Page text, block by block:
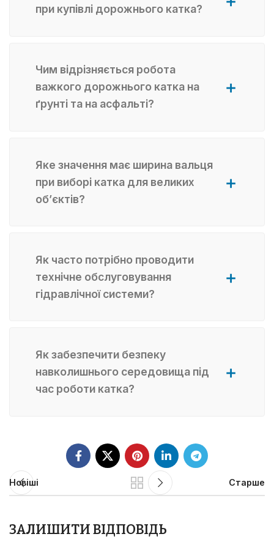
при купівлі дорожнього катка?
Чим відрізняється робота
важкого дорожнього катка на
ґрунті та на асфальті?
Яке значення має ширина вальця
при виборі катка для великих
об’єктів?
Як часто потрібно проводити
технічне обслуговування
гідравлічної системи?
Як забезпечити безпеку
навколишнього середовища під
час роботи катка?
Новіші Старше
ЗАЛИШИТИ ВІДПОВІДЬ